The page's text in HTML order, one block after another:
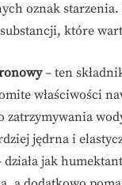
oznak
które
– ten
właściwości
zatrzymywania
jędrna i
działa jak